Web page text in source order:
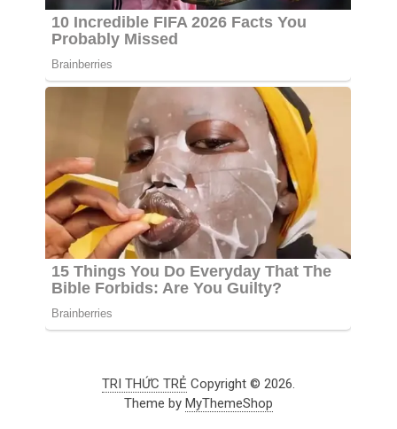
TRI THỨC TRẺ Copyright © 2026.
Theme by MyThemeShop